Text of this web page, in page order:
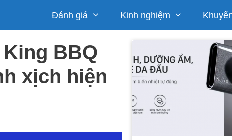
Đánh giá Kinh nghiệm
BBQ
xịch hiện